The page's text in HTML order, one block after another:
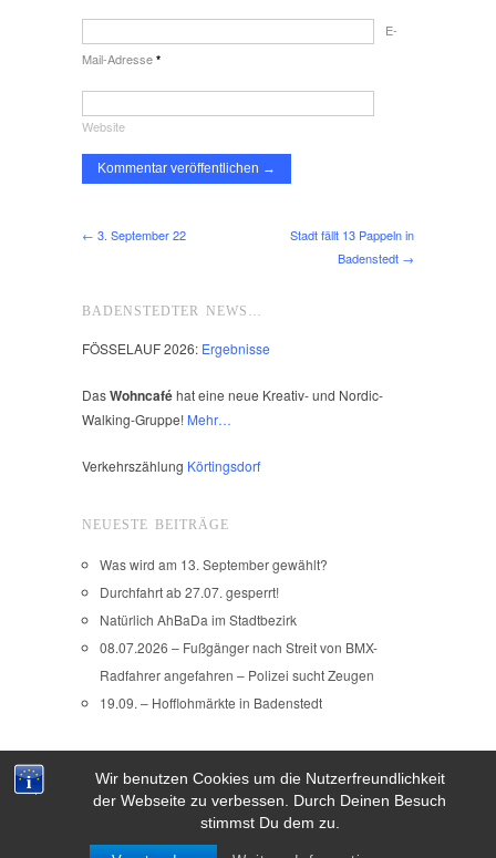
Wir benutzen Cookies um die Nutzerfreundlichkeit
der Webseite zu verbessen. Durch Deinen Besuch
stimmst Du dem zu.
E-
Mail-Adresse *
Website
← 3. September 22
Stadt fällt 13 Pappeln in
Badenstedt →
BADENSTEDTER NEWS…
FÖSSELAUF 2026: Ergebnisse
DasWohncaféhat eine neue Kreativ- und Nordic-
Walking-Gruppe! Mehr…
Verkehrszählung Körtingsdorf
NEUESTE BEITRÄGE
Was wird am 13. September gewählt?
Durchfahrt ab 27.07. gesperrt!
Natürlich AhBaDa im Stadtbezirk
08.07.2026 – Fußgänger nach Streit von BMX-
Radfahrer angefahren – Polizei sucht Zeugen
19.09. – Hofflohmärkte in Badenstedt
Copyright © 2026